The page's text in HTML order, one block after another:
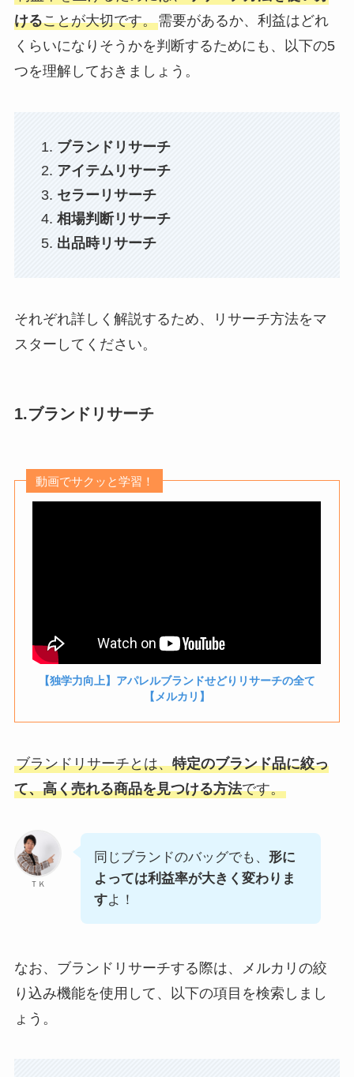
けることが大切です。需要があるか、利益はどれ
くらいになりそうかを判断するためにも、以下の5
つを理解しておきましょう。
ブランドリサーチ
アイテムリサーチ
セラーリサーチ
相場判断リサーチ
出品時リサーチ
それぞれ詳しく解説するため、リサーチ方法をマ
スターしてください。
1.ブランドリサーチ
動画でサクッと学習！
【独学力向上】アパレルブランドせどりリサーチの全て
【メルカリ】
ブランドリサーチとは、特定のブランド品に絞っ
て、高く売れる商品を見つける方法です。
ＴＫ
同じブランドのバッグでも、 形に
よっては利益率が大きく変わりま
すよ！
なお、ブランドリサーチする際は、メルカリの絞
り込み機能を使用して、以下の項目を検索しまし
ょう。